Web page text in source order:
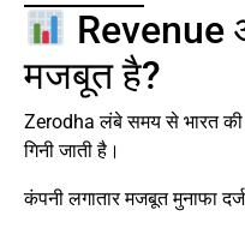
Revenue
मजबूत है?
Zerodha लंबे समय से भारत
गिनी जाती है।
कंपनी लगातार मजबूत मुनाफा